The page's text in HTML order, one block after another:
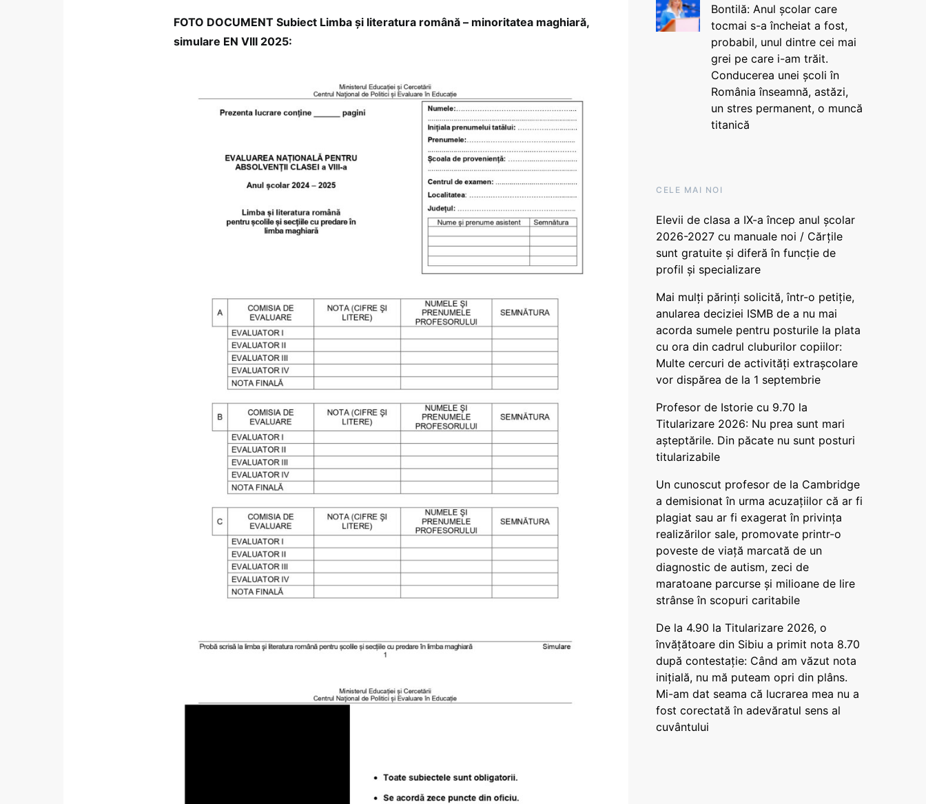
FOTO DOCUMENT Subiect Limba și literatura română – minoritatea maghiară,
simulare EN VIII 2025:
Bontilă: Anul școlar care
tocmai s-a încheiat a fost,
probabil, unul dintre cei mai
grei pe care i-am trăit.
Conducerea unei școli în
România înseamnă, astăzi,
un stres permanent, o muncă
titanică
CELE MAI NOI
Elevii de clasa a IX-a încep anul școlar
2026-2027 cu manuale noi / Cărțile
sunt gratuite și diferă în funcție de
profil și specializare
Mai mulți părinți solicită, într-o petiție,
anularea deciziei ISMB de a nu mai
acorda sumele pentru posturile la plata
cu ora din cadrul cluburilor copiilor:
Multe cercuri de activități extrașcolare
vor dispărea de la 1 septembrie
Profesor de Istorie cu 9.70 la
Titularizare 2026: Nu prea sunt mari
așteptările. Din păcate nu sunt posturi
titularizabile
Un cunoscut profesor de la Cambridge
a demisionat în urma acuzațiilor că ar fi
plagiat sau ar fi exagerat în privința
realizărilor sale, promovate printr-o
poveste de viață marcată de un
diagnostic de autism, zeci de
maratoane parcurse și milioane de lire
strânse în scopuri caritabile
De la 4.90 la Titularizare 2026, o
învățătoare din Sibiu a primit nota 8.70
după contestație: Când am văzut nota
inițială, nu mă puteam opri din plâns.
Mi-am dat seama că lucrarea mea nu a
fost corectată în adevăratul sens al
cuvântului